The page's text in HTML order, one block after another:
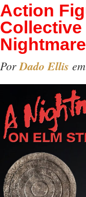
Action
Collective
PorDado Ellis